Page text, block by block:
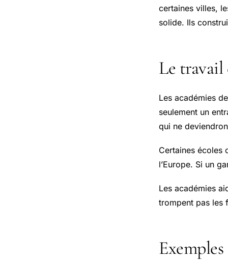
certaines villes,
solide. Ils
Le travail
Les académies
seulement un
qui ne
Certaines écoles
l’Europe. Si un
Les académies
trompent pas les